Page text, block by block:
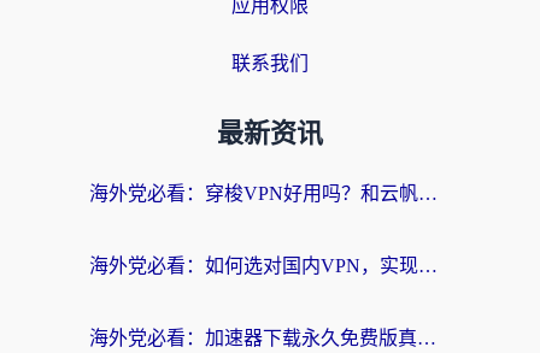
应用权限
联系我们
最新资讯
海外党必看：穿梭VPN好用吗？和云帆VPN对比哪个回国效果更好？附真实测评+避坑指南
海外党必看：如何选对国内VPN，实现无缝访问国内资源？
海外党必看：加速器下载永久免费版真的存在吗？教你无缝访问国内资源的正确姿势